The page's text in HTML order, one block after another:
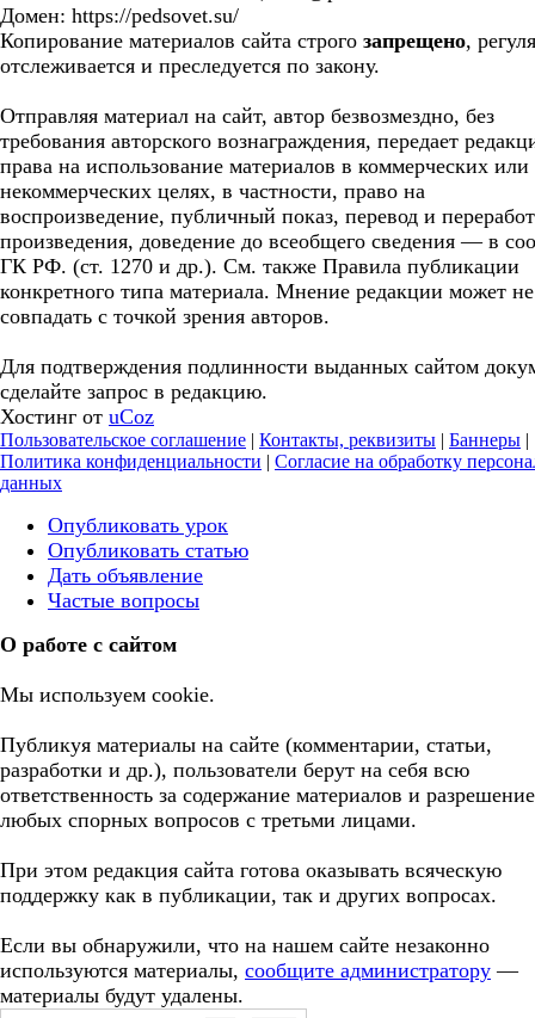
Домен: https://pedsovet.su/
Копирование материалов сайта строго запрещено,
отслеживается и преследуется по закону.
Отправляя материал на сайт, автор безвозмездно, без
требования авторского вознаграждения, передает
права на использование материалов в коммерческих или
некоммерческих целях, в частности, право на
воспроизведение, публичный показ, перевод и
произведения, доведение до всеобщего сведения — в
ГК РФ. (ст. 1270 и др.). См. также Правила публикации
конкретного типа материала. Мнение редакции может не
совпадать с точкой зрения авторов.
Для подтверждения подлинности выданных сайтом
сделайте запрос в редакцию.
Хостинг от uCoz
Пользовательское соглашение | Контакты, реквизиты | Баннеры |
Политика конфиденциальности | Согласие на обработку
данных
Опубликовать урок
Опубликовать статью
Дать объявление
Частые вопросы
О работе с сайтом
Мы используем cookie.
Публикуя материалы на сайте (комментарии, статьи,
разработки и др.), пользователи берут на себя всю
ответственность за содержание материалов и разрешение
любых спорных вопросов с третьми лицами.
При этом редакция сайта готова оказывать всяческую
поддержку как в публикации, так и других вопросах.
Если вы обнаружили, что на нашем сайте незаконно
используются материалы, сообщите администратору —
материалы будут удалены.